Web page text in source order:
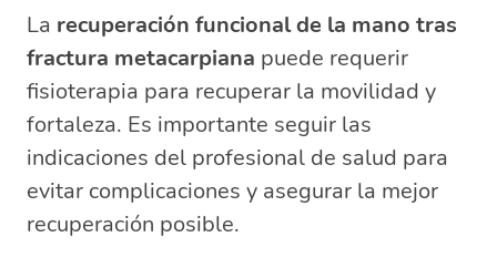
La recuperación funcional de la mano tras
fractura metacarpiana puede requerir
fisioterapia para recuperar la movilidad y
fortaleza. Es importante seguir las
indicaciones del profesional de salud para
evitar complicaciones y asegurar la mejor
recuperación posible.